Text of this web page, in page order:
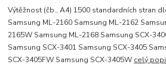
Výtěžnost (čb., A4) 1500 standardních stran
Samsung ML-2160 Samsung ML-2162
2165W Samsung ML-2168 Samsung SCX-
Samsung SCX-3401 Samsung SCX-3405
SCX-3405FW Samsung SCX-3405W celý